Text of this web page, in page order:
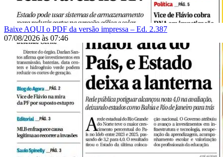
Baixe AQUI o PDF da versão impressa – Ed. 2.387
07/08/2026 às 07:46